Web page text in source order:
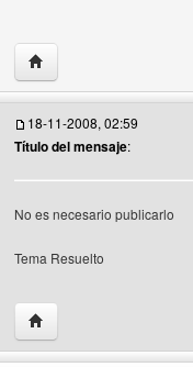
Visitar sitio web del
del usuario
18-11-2008, 02:59
Título del mensaje:
No es necesario publicarlo
Tema Resuelto
Visitar sitio web del